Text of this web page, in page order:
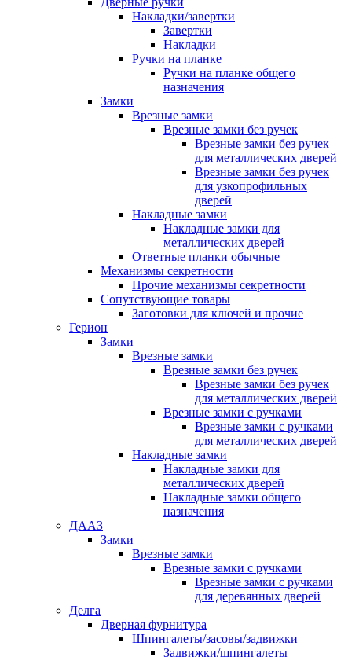
Накладки/завертки
Завертки
Накладки
Ручки на планке
Ручки на планке общего
назначения
Замки
Врезные замки
Врезные замки без ручек
Врезные замки без ручек
для металлических дверей
Врезные замки без ручек
для узкопрофильных
дверей
Накладные замки
Накладные замки для
металлических дверей
Ответные планки обычные
Механизмы секретности
Прочие механизмы секретности
Сопутствующие товары
Заготовки для ключей и прочие
Герион
Замки
Врезные замки
Врезные замки без ручек
Врезные замки без ручек
для металлических дверей
Врезные замки с ручками
Врезные замки с ручками
для металлических дверей
Накладные замки
Накладные замки для
металлических дверей
Накладные замки общего
назначения
ДААЗ
Замки
Врезные замки
Врезные замки с ручками
Врезные замки с ручками
для деревянных дверей
Делга
Дверная фурнитура
Шпингалеты/засовы/задвижки
Задвижки/шпингалеты